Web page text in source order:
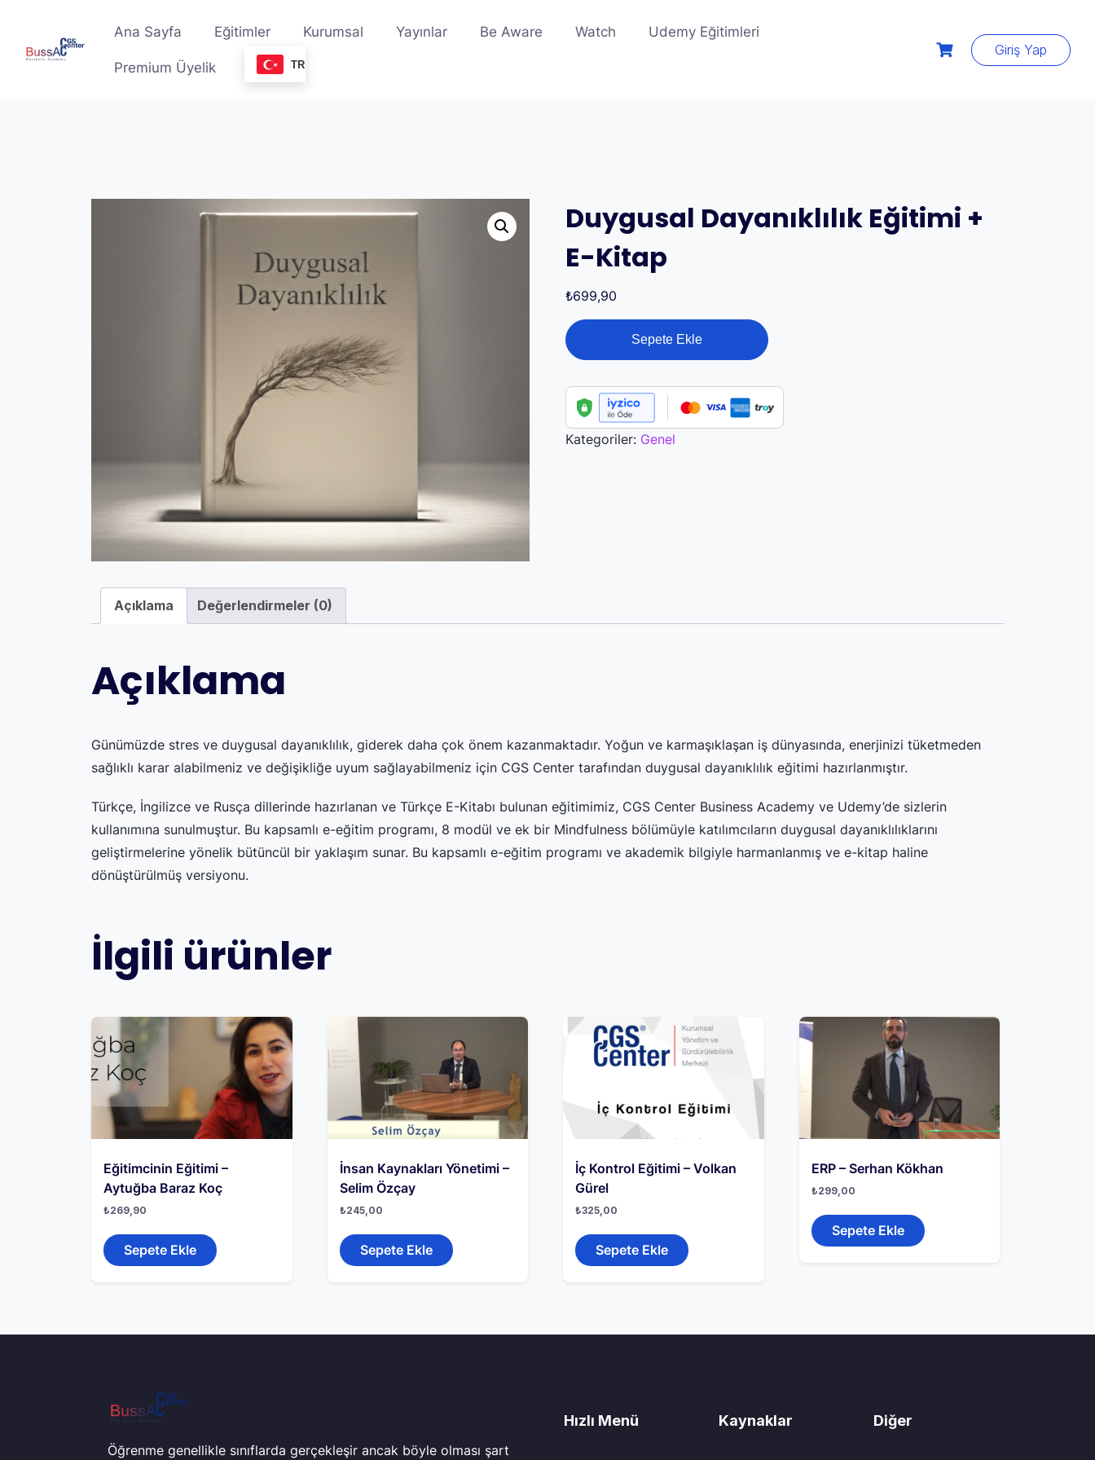
content
Ana Sayfa Eğitimler Kurumsal Yayınlar Be Aware Watch Udemy Eğitimleri
Premium Üyelik TR
Giriş Yap
Duygusal Dayanıklılık Eğitimi +
E-Kitap
₺699,90
Duygusal
Dayanıklılık
+
E-
Kitap
Sepete Ekle
Kategoriler: Genel
Açıklama Değerlendirmeler (0)
Açıklama
Günümüzde stres ve duygusal dayanıklılık, giderek daha çok önem kazanmaktadır. Yoğun ve karmaşıklaşan iş dünyasında, enerjinizi tüketmeden
sağlıklı karar alabilmeniz ve değişikliğe uyum sağlayabilmeniz için CGS Center tarafından duygusal dayanıklılık eğitimi hazırlanmıştır.
Türkçe, İngilizce ve Rusça dillerinde hazırlanan ve Türkçe E-Kitabı bulunan eğitimimiz, CGS Center Business Academy ve Udemy’de sizlerin
kullanımına sunulmuştur. Bu kapsamlı e-eğitim programı, 8 modül ve ek bir Mindfulness bölümüyle katılımcıların duygusal dayanıklılıklarını
geliştirmelerine yönelik bütüncül bir yaklaşım sunar. Bu kapsamlı e-eğitim programı ve akademik bilgiyle harmanlanmış ve e-kitap haline
dönüştürülmüş versiyonu.
İlgili ürünler
Eğitimcinin Eğitimi –
Aytuğba Baraz Koç
₺269,90
Sepete Ekle
İnsan Kaynakları Yönetimi –
Selim Özçay
₺245,00
Sepete Ekle
İç Kontrol Eğitimi – Volkan
Gürel
₺325,00
Sepete Ekle
ERP – Serhan Kökhan
₺299,00
Sepete Ekle
Öğrenme genellikle sınıflarda gerçekleşir ancak böyle olması şart
Hızlı Menü Kaynaklar Diğer